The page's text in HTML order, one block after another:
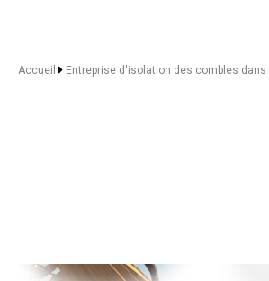
Accueil Entreprise d'isolation des combles dans